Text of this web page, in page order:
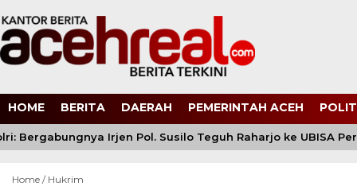
HOME BERITA DAERAH PEMERINTAH ACEH
Bergabungnya Irjen Pol. Susilo Teguh Raharjo ke UBISA
Home / Hukrim